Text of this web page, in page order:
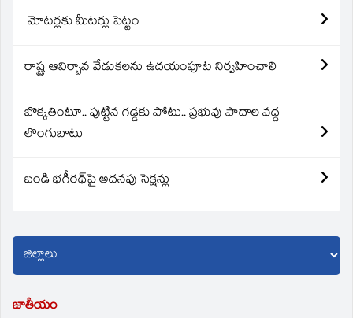
మోటర్లకు మీటర్లు పెట్టం
రాష్ట్ర ఆవిర్బావ వేడుకలను ఉదయంపూట నిర్వహించాలి
బొక్కతింటూ.. పుట్టిన గడ్డకు పోటు.. ప్రభువు పాదాల వద్ద
లొంగుబాటు
బండి భగీరథ్‌పై అదనపు సెక్షన్లు
జాతీయం